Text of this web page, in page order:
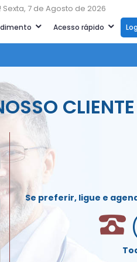
Sexta, 7 de Agosto de 2026
Acesso rápido
CLIENTE
Se preferir, ligue e